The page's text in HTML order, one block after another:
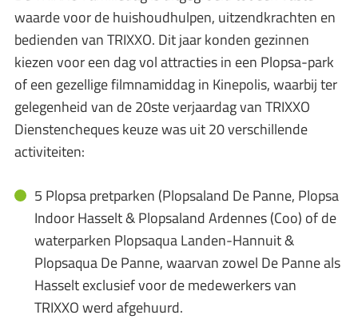
waarde voor de huishoudhulpen, uitzendkrachten en
bedienden van TRIXXO. Dit jaar konden gezinnen
kiezen voor een dag vol attracties in een Plopsa-park
of een gezellige filmnamiddag in Kinepolis, waarbij ter
gelegenheid van de 20ste verjaardag van TRIXXO
Dienstencheques keuze was uit 20 verschillende
activiteiten:
5 Plopsa pretparken (Plopsaland De Panne, Plopsa
Indoor Hasselt & Plopsaland Ardennes (Coo) of de
waterparken Plopsaqua Landen-Hannuit &
Plopsaqua De Panne, waarvan zowel De Panne als
Hasselt exclusief voor de medewerkers van
TRIXXO werd afgehuurd.